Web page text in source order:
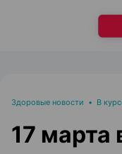
Здоровые новости • В
17 марта